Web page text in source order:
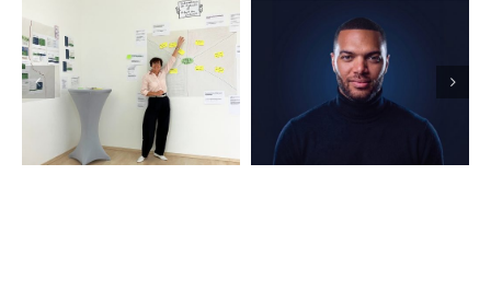
KI-gestützte
Kampagnen:
Nevolion
automatisiert
Marketing und
Vertrieb
Erfolgreiche
Finanzierungsrunde:
vGreens startet
globalen Rollout